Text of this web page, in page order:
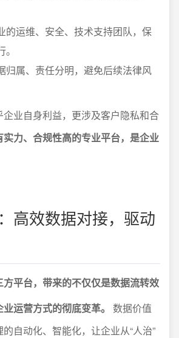
的运维、安全、技术支持团队，保
归属、责任分明，避免后续法律风
业自身利益，更涉及客户隐私和合
实力、合规性高的专业平台，是企业
高效数据对接，驱动
平台，带来的不仅仅是数据流转效
运营方式的彻底变革。
数据价值
自动化、智能化，让企业从“人治”